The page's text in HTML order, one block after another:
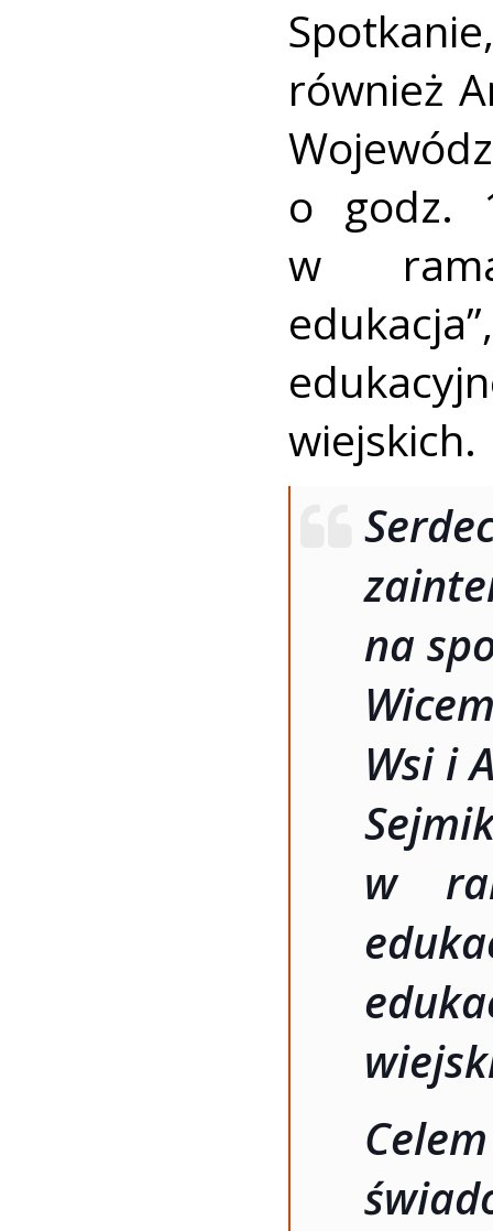
również
o godz.
w
wiejskich.
na
Wsi i
w